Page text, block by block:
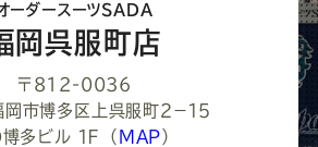
い
ーダースーツSADA
岡呉服町店
〒812-0036
市博多区上呉服町２−１５
博多ビル １Ｆ
（ MAP ）